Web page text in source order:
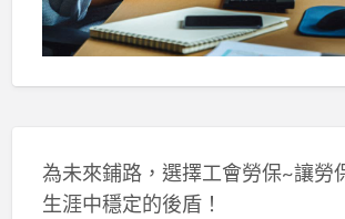
為未來鋪路，選擇工會勞保~讓勞
生涯中穩定的後盾！